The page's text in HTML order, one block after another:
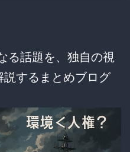
る話題を、独自の視
説するまとめブログ